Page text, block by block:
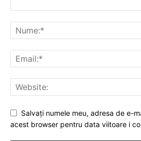
Salvați numele meu, adresa de e-
acest browser pentru data viitoare i